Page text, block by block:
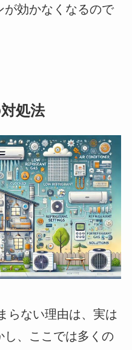
が効かなくなるので
処法
らない理由は、実は
し、ここでは多くの